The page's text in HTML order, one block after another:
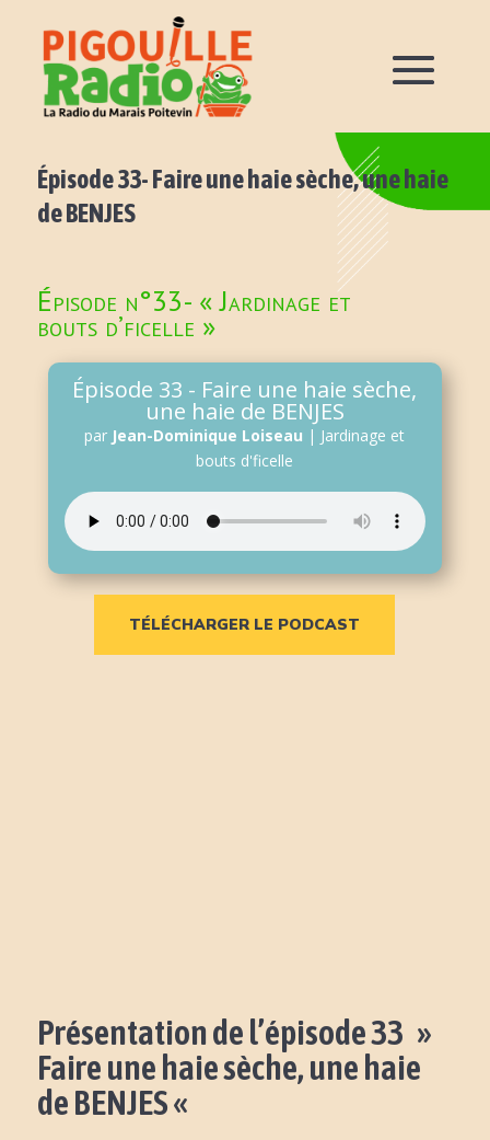
Épisode 33- Faire une haie sèche, une haie
de BENJES
Épisode n°33- « Jardinage et
bouts d’ficelle »
Épisode 33 - Faire une haie sèche,
une haie de BENJES
par Jean-Dominique Loiseau | Jardinage et
bouts d'ficelle
TÉLÉCHARGER LE PODCAST
Présentation de l’épisode 33 »
Faire une haie sèche, une haie
de BENJES «